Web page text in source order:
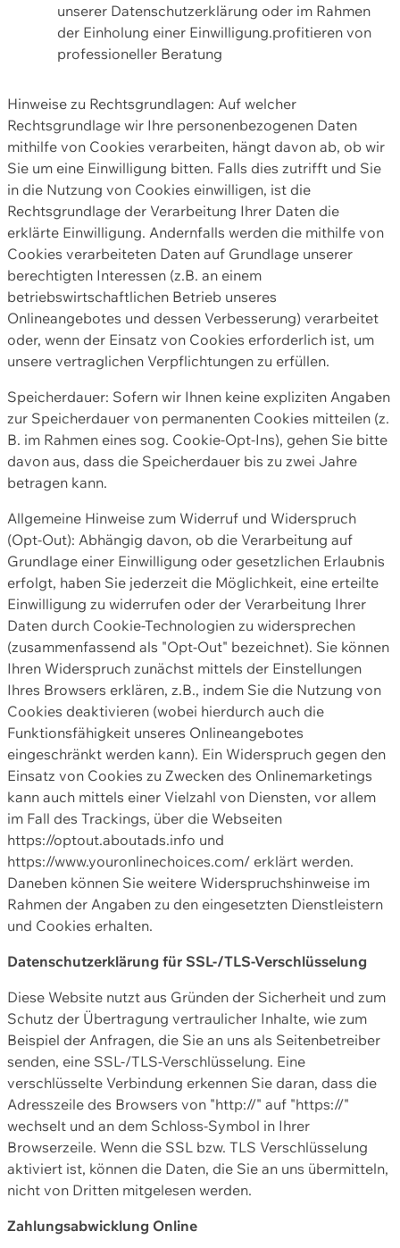
unserer Datenschutzerklärung oder im Rahmen
der Einholung einer Einwilligung.profitieren von
professioneller Beratung
Hinweise zu Rechtsgrundlagen: Auf welcher
Rechtsgrundlage wir Ihre personenbezogenen Daten
mithilfe von Cookies verarbeiten, hängt davon ab, ob wir
Sie um eine Einwilligung bitten. Falls dies zutrifft und Sie
in die Nutzung von Cookies einwilligen, ist die
Rechtsgrundlage der Verarbeitung Ihrer Daten die
erklärte Einwilligung. Andernfalls werden die mithilfe von
Cookies verarbeiteten Daten auf Grundlage unserer
berechtigten Interessen (z.B. an einem
betriebswirtschaftlichen Betrieb unseres
Onlineangebotes und dessen Verbesserung) verarbeitet
oder, wenn der Einsatz von Cookies erforderlich ist, um
unsere vertraglichen Verpflichtungen zu erfüllen.
Speicherdauer: Sofern wir Ihnen keine expliziten Angaben
zur Speicherdauer von permanenten Cookies mitteilen (z.
B. im Rahmen eines sog. Cookie-Opt-Ins), gehen Sie bitte
davon aus, dass die Speicherdauer bis zu zwei Jahre
betragen kann.
Allgemeine Hinweise zum Widerruf und Widerspruch
(Opt-Out): Abhängig davon, ob die Verarbeitung auf
Grundlage einer Einwilligung oder gesetzlichen Erlaubnis
erfolgt, haben Sie jederzeit die Möglichkeit, eine erteilte
Einwilligung zu widerrufen oder der Verarbeitung Ihrer
Daten durch Cookie-Technologien zu widersprechen
(zusammenfassend als "Opt-Out" bezeichnet). Sie können
Ihren Widerspruch zunächst mittels der Einstellungen
Ihres Browsers erklären, z.B., indem Sie die Nutzung von
Cookies deaktivieren (wobei hierdurch auch die
Funktionsfähigkeit unseres Onlineangebotes
eingeschränkt werden kann). Ein Widerspruch gegen den
Einsatz von Cookies zu Zwecken des Onlinemarketings
kann auch mittels einer Vielzahl von Diensten, vor allem
im Fall des Trackings, über die Webseiten
https://optout.aboutads.info und
https://www.youronlinechoices.com/ erklärt werden.
Daneben können Sie weitere Widerspruchshinweise im
Rahmen der Angaben zu den eingesetzten Dienstleistern
und Cookies erhalten.
Datenschutzerklärung für SSL-/TLS-Verschlüsselung
Diese Website nutzt aus Gründen der Sicherheit und zum
Schutz der Übertragung vertraulicher Inhalte, wie zum
Beispiel der Anfragen, die Sie an uns als Seitenbetreiber
senden, eine SSL-/TLS-Verschlüsselung. Eine
verschlüsselte Verbindung erkennen Sie daran, dass die
Adresszeile des Browsers von "http://" auf "https://"
wechselt und an dem Schloss-Symbol in Ihrer
Browserzeile. Wenn die SSL bzw. TLS Verschlüsselung
aktiviert ist, können die Daten, die Sie an uns übermitteln,
nicht von Dritten mitgelesen werden.
Zahlungsabwicklung Online